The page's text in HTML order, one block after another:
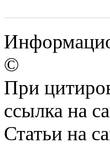
©
При
ссылка на
Статьи на